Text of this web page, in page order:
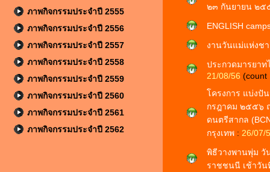
ภาพกิจกรรมประจำปี 2555
ภาพกิจกรรมประจำปี 2556
ภาพกิจกรรมประจำปี 2557
ภาพกิจกรรมประจำปี 2558
ภาพกิจกรรมประจำปี 2559
ภาพกิจกรรมประจำปี 2560
ภาพกิจกรรมประจำปี 2561
ภาพกิจกรรมประจำปี 2562
๒๓ กันยายน ๒
ENGLISH
งานวันแม่แห่งช
ประกวดมารยา
21/08/56 (count
โครงการ แบ่งปั
กรฎาคม ๒๕๕๖
ดนตรีสากล
กรุงเทพ : 26/07/
พิธีวางพานพุ่ม วั
ราชชนนี เช้าวัน